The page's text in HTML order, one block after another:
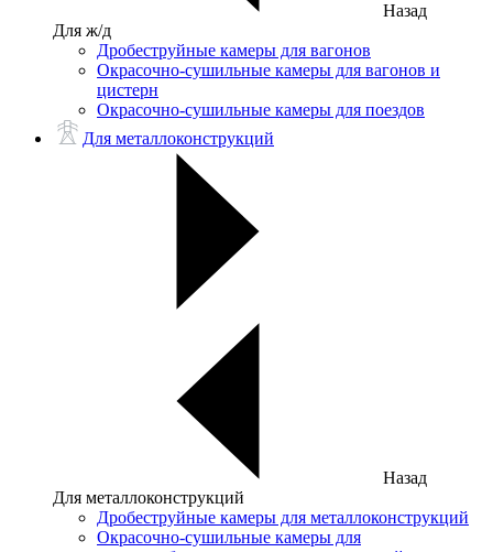
Назад
Для ж/д
Дробеструйные камеры для вагонов
Окрасочно-сушильные камеры для вагонов и
цистерн
Окрасочно-сушильные камеры для поездов
Для металлоконструкций
Назад
Для металлоконструкций
Дробеструйные камеры для металлоконструкций
Окрасочно-сушильные камеры для